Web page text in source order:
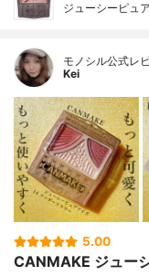
ジューシーピュ
モノシル公式レ
Kei
5.00
CANMAKE ジュー